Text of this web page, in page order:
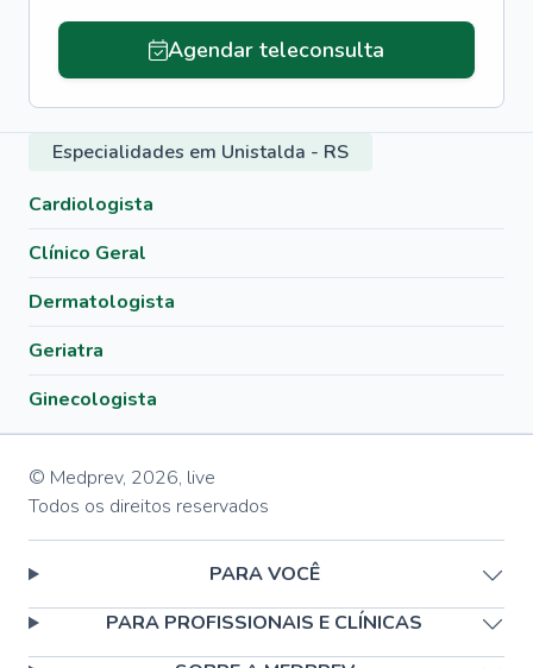
Agendar teleconsulta
Especialidades em Unistalda - RS
Cardiologista
Clínico Geral
Dermatologista
Geriatra
Ginecologista
© Medprev, 2026, live
Todos os direitos reservados
PARA VOCÊ
PARA PROFISSIONAIS E CLÍNICAS